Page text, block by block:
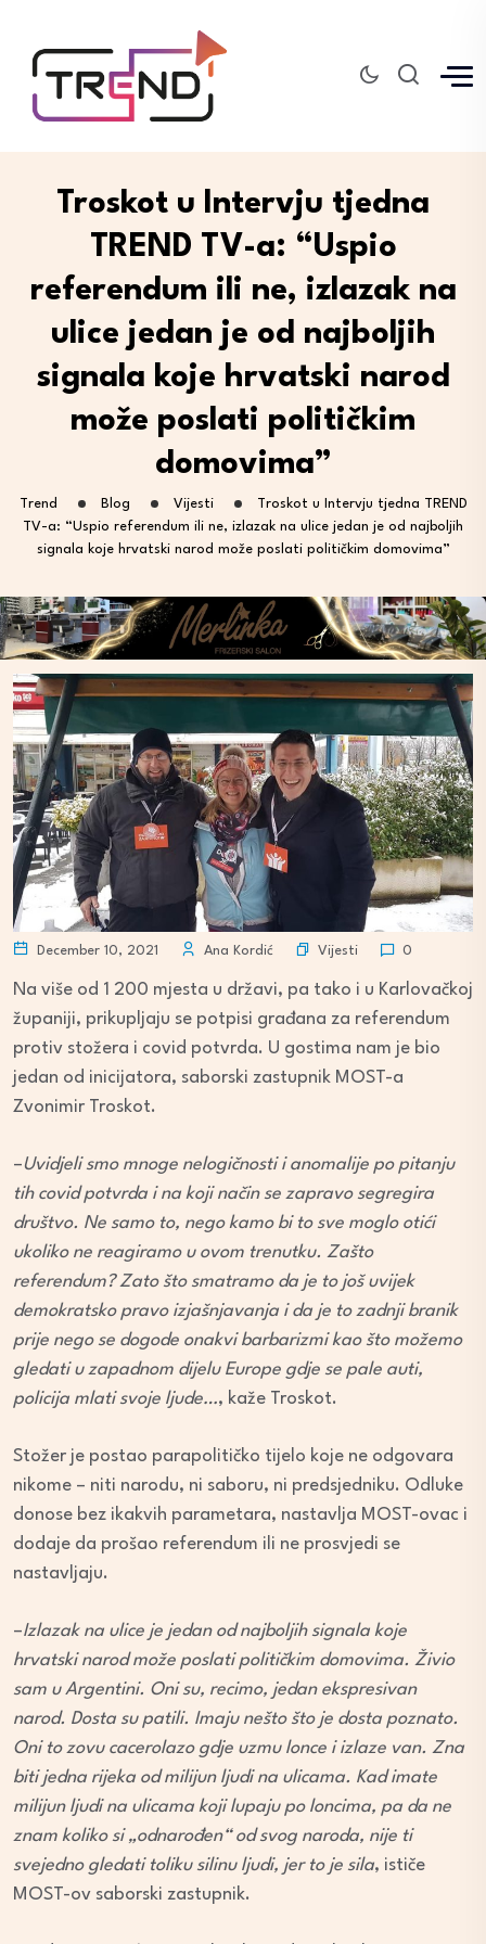
Troskot u Intervju tjedna
TREND TV-a: “Uspio
referendum ili ne, izlazak na
ulice jedan je od najboljih
signala koje hrvatski narod
može poslati političkim
domovima”
Trend Blog Vijesti
Troskot u Intervju tjedna TREND
TV-a: “Uspio referendum ili ne, izlazak na ulice jedan je od najboljih
signala koje hrvatski narod može poslati političkim domovima”
December 10, 2021 Ana Kordić Vijesti 0
Na više od 1 200 mjesta u državi, pa tako i u Karlovačkoj
županiji, prikupljaju se potpisi građana za referendum
protiv stožera i covid potvrda. U gostima nam je bio
jedan od inicijatora, saborski zastupnik MOST-a
Zvonimir Troskot.
–Uvidjeli smo mnoge nelogičnosti i anomalije po pitanju
tih covid potvrda i na koji način se zapravo segregira
društvo. Ne samo to, nego kamo bi to sve moglo otići
ukoliko ne reagiramo u ovom trenutku. Zašto
referendum? Zato što smatramo da je to još uvijek
demokratsko pravo izjašnjavanja i da je to zadnji branik
prije nego se dogode onakvi barbarizmi kao što možemo
gledati u zapadnom dijelu Europe gdje se pale auti,
policija mlati svoje ljude…, kaže Troskot.
Stožer je postao parapolitičko tijelo koje ne odgovara
nikome – niti narodu, ni saboru, ni predsjedniku. Odluke
donose bez ikakvih parametara, nastavlja MOST-ovac i
dodaje da prošao referendum ili ne prosvjedi se
nastavljaju.
–Izlazak na ulice je jedan od najboljih signala koje
hrvatski narod može poslati političkim domovima. Živio
sam u Argentini. Oni su, recimo, jedan ekspresivan
narod. Dosta su patili. Imaju nešto što je dosta poznato.
Oni to zovu cacerolazo gdje uzmu lonce i izlaze van. Zna
biti jedna rijeka od milijun ljudi na ulicama. Kad imate
milijun ljudi na ulicama koji lupaju po loncima, pa da ne
znam koliko si „odnarođen“ od svog naroda, nije ti
svejedno gledati toliku silinu ljudi, jer to je sila, ističe
MOST-ov saborski zastupnik.